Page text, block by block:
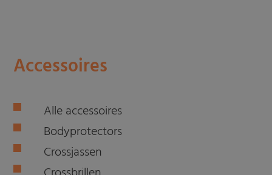
Accessoires
Alle accessoires
Bodyprotectors
Crossjassen